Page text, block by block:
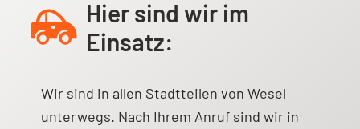
Hier sind wir im
Einsatz:
Wir sind in allen Stadtteilen von Wesel
unterwegs. Nach Ihrem Anruf sind wir in